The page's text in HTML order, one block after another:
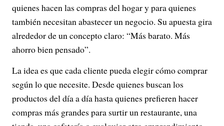
quienes hacen las compras del hogar y para quienes
también necesitan abastecer un negocio. Su apuesta gira
alrededor de un concepto claro: “Más barato. Más
ahorro bien pensado”.
La idea es que cada cliente pueda elegir cómo comprar
según lo que necesite. Desde quienes buscan los
productos del día a día hasta quienes prefieren hacer
compras más grandes para surtir un restaurante, una